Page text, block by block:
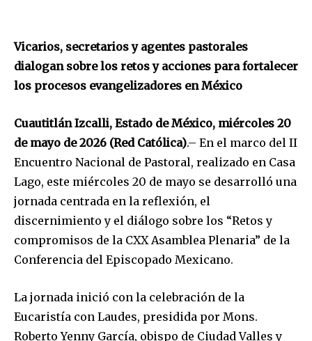
Vicarios, secretarios y agentes pastorales
dialogan sobre los retos y acciones para fortalecer
los procesos evangelizadores en México
Cuautitlán Izcalli, Estado de México, miércoles 20
de mayo de 2026 (Red Católica).– En el marco del II
Encuentro Nacional de Pastoral, realizado en Casa
Lago, este miércoles 20 de mayo se desarrolló una
jornada centrada en la reflexión, el
discernimiento y el diálogo sobre los “Retos y
compromisos de la CXX Asamblea Plenaria” de la
Conferencia del Episcopado Mexicano.
La jornada inició con la celebración de la
Eucaristía con Laudes, presidida por Mons.
Roberto Yenny García, obispo de Ciudad Valles y